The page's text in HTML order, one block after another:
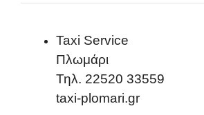
Taxi Service
Πλωμάρι
Τηλ. 22520 33559
taxi-plomari.gr